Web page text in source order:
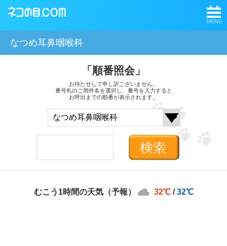
MENU
なつめ耳鼻咽喉科
「順番照会」
お待たせして申し訳ございません。
番号札のご用件名を選択し、番号を入力すると
お呼出までの順番が表示されます。
むこう1時間の天気（予報） 32℃ /32℃